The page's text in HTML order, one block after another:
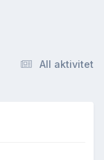
All aktivitet